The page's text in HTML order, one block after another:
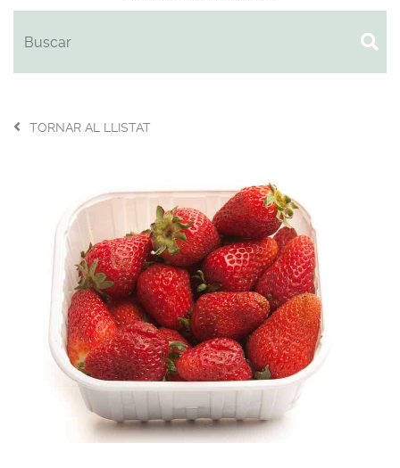
TORNAR AL LLISTAT